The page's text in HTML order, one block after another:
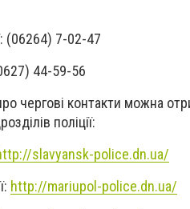
(06264) 7-02-47
44-59-56
чергові контакти можна
поліції:
slavyansk-police.dn.ua/
http://mariupol-police.dn.ua/